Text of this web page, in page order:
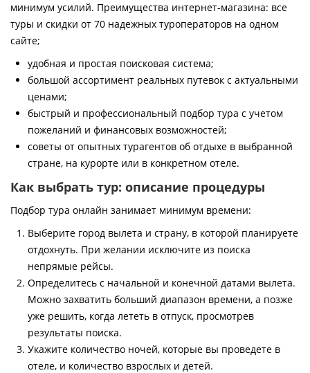
минимум усилий. Преимущества интернет-магазина: все
туры и скидки от 70 надежных туроператоров на одном
сайте;
удобная и простая поисковая система;
большой ассортимент реальных путевок с актуальными
ценами;
быстрый и профессиональный подбор тура с учетом
пожеланий и финансовых возможностей;
советы от опытных турагентов об отдыхе в выбранной
стране, на курорте или в конкретном отеле.
Как выбрать тур: описание процедуры
Подбор тура онлайн занимает минимум времени:
Выберите город вылета и страну, в которой планируете
отдохнуть. При желании исключите из поиска
непрямые рейсы.
Определитесь с начальной и конечной датами вылета.
Можно захватить больший диапазон времени, а позже
уже решить, когда лететь в отпуск, просмотрев
результаты поиска.
Укажите количество ночей, которые вы проведете в
отеле, и количество взрослых и детей.